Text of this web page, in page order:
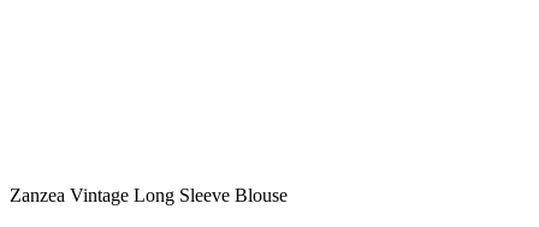
Zanzea Vintage Long Sleeve Blouse